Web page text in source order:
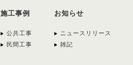
施工事例
公共工事
民間工事
お知らせ
ニュースリリース
雑記